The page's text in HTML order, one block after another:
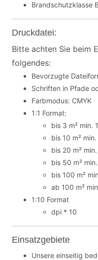
Brandschutzklasse
Druckdatei:
Bitte achten Sie beim
folgendes:
Bevorzugte
Schriften in Pfade
Farbmodus: CMYK
1:1 Format:
bis 3 m² min.
bis 10 m²
bis 20 m²
bis 50 m²
bis 100 m²
ab 100 m²
1:10 Format
dpi * 10
Einsatzgebiete
Unsere einseitig